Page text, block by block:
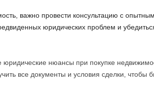
важно провести консультацию с
юридических проблем и
нюансы при покупке
все документы и условия сделки, чтобы